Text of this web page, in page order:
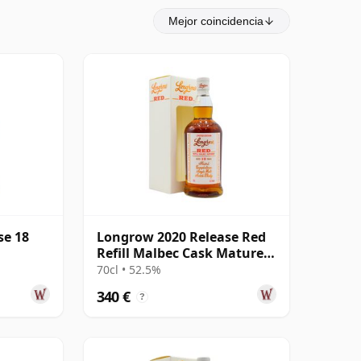
Mejor coincidencia
18
Longrow 2020 Release Red
Refill Malbec Cask Matured
Campbe 10 años
70cl • 52.5%
340 € ?